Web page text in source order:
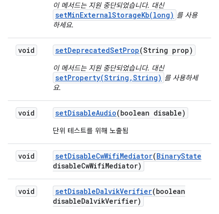
이 메서드는 지원 중단되었습니다. 대신
setMinExternalStorageKb(long) 를 사용
하세요.
void setDeprecatedSetProp(String prop)
이 메서드는 지원 중단되었습니다. 대신
setProperty(String,String) 를 사용하세
요.
void setDisableAudio(boolean disable)
단위 테스트를 위해 노출됨
void setDisableCwWifiMediator(BinaryState
disableCwWifiMediator)
void setDisableDalvikVerifier(boolean
disableDalvikVerifier)